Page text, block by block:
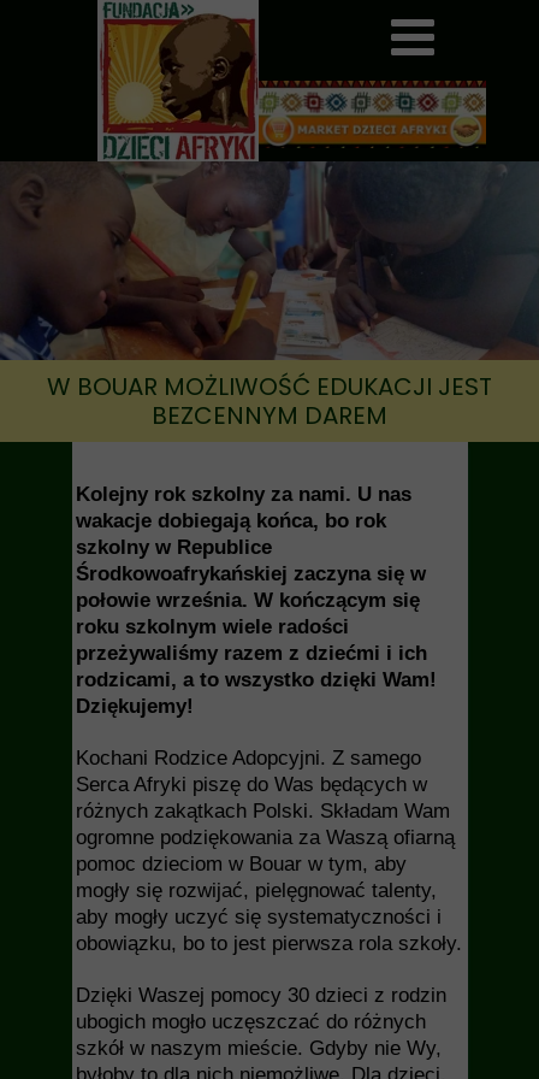
W BOUAR MOŻLIWOŚĆ EDUKACJI JEST
BEZCENNYM DAREM
Kolejny rok szkolny za nami. U nas
wakacje dobiegają końca, bo rok
szkolny w Republice
Środkowoafrykańskiej zaczyna się w
połowie września. W kończącym się
roku szkolnym wiele radości
przeżywaliśmy razem z dziećmi i ich
rodzicami, a to wszystko dzięki Wam!
Dziękujemy!
Kochani Rodzice Adopcyjni. Z samego
Serca Afryki piszę do Was będących w
różnych zakątkach Polski. Składam Wam
ogromne podziękowania za Waszą ofiarną
pomoc dzieciom w Bouar w tym, aby
mogły się rozwijać, pielęgnować talenty,
aby mogły uczyć się systematyczności i
obowiązku, bo to jest pierwsza rola szkoły.
Dzięki Waszej pomocy 30 dzieci z rodzin
ubogich mogło uczęszczać do różnych
szkół w naszym mieście. Gdyby nie Wy,
byłoby to dla nich niemożliwe. Dla dzieci,